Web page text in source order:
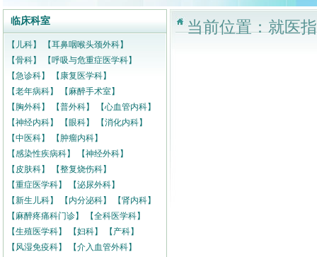
临床科室
【儿科】
【耳鼻咽喉头颈外科】
【骨科】
【呼吸与危重症医学科】
【急诊科】
【康复医学科】
【老年病科】
【麻醉手术室】
【胸外科】
【普外科】
【心血管内科】
【神经内科】
【眼科】
【消化内科】
【中医科】
【肿瘤内科】
【感染性疾病科】
【神经外科】
【皮肤科】
【整复烧伤科】
【重症医学科】
【泌尿外科】
【新生儿科】
【内分泌科】
【肾内科】
【麻醉疼痛科门诊】
【全科医学科】
【生殖医学科】
【妇科】
【产科】
【风湿免疫科】
【介入血管外科】
当前位置：就医